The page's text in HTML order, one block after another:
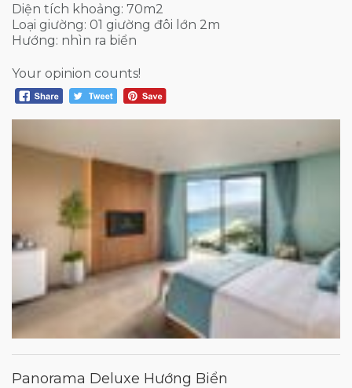
Diện tích khoảng: 70m2
Loại giường: 01 giường đôi lớn 2m
Hướng: nhìn ra biển
Your opinion counts!
Panorama Deluxe Hướng Biển